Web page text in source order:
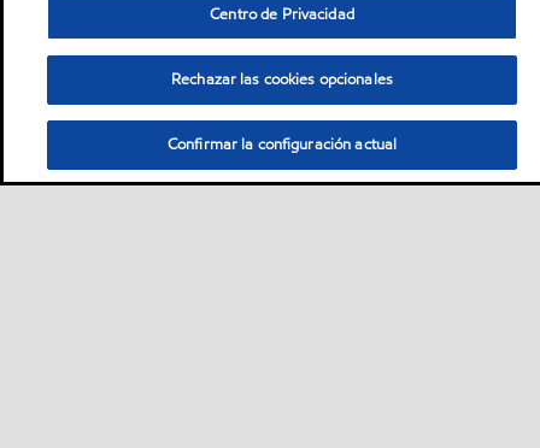
Centro de Privacidad
Rechazar las cookies opcionales
Confirmar la configuración actual